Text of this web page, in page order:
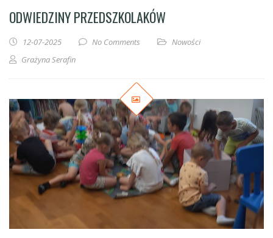
ODWIEDZINY PRZEDSZKOLAKÓW
12-07-2025 No Comments
Nowości
Grażyna Serafin